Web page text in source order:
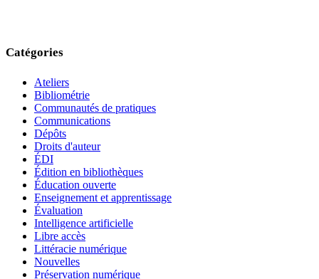
Catégories
Ateliers
Bibliométrie
Communautés de pratiques
Communications
Dépôts
Droits d'auteur
ÉDI
Édition en bibliothèques
Éducation ouverte
Enseignement et apprentissage
Évaluation
Intelligence artificielle
Libre accès
Littéracie numérique
Nouvelles
Préservation numérique